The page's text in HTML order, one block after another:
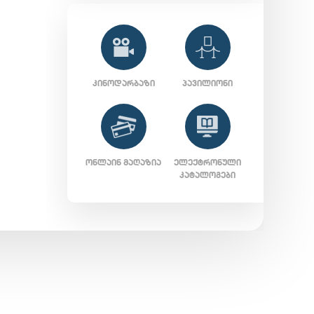
ᲙᲘᲜᲝᲓᲐᲠᲑᲐᲖᲘ ᲞᲐᲕᲘᲚᲘᲝᲜᲘ
ᲝᲜᲚᲐᲘᲜ ᲛᲐᲦᲐᲖᲘᲐ
ᲔᲚᲔᲥᲢᲠᲝᲜᲣᲚᲘ
ᲙᲐᲢᲐᲚᲝᲒᲔᲑᲘ